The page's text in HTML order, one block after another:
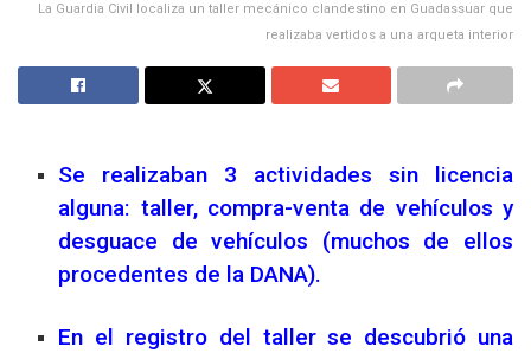
La Guardia Civil localiza un taller mecánico clandestino en Guadassuar que
realizaba vertidos a una arqueta interior
Se realizaban 3 actividades sin licencia
alguna: taller, compra-venta de vehículos y
desguace de vehículos (muchos de ellos
procedentes de la DANA).
En el registro del taller se descubrió una